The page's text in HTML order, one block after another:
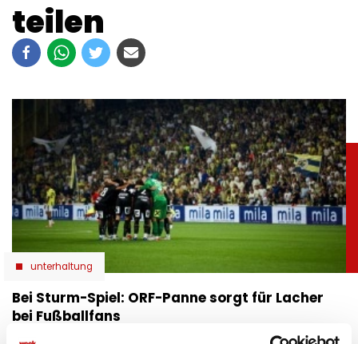
teilen
unterhaltung
Bei Sturm-Spiel: ORF-Panne sorgt für Lacher
bei Fußballfans